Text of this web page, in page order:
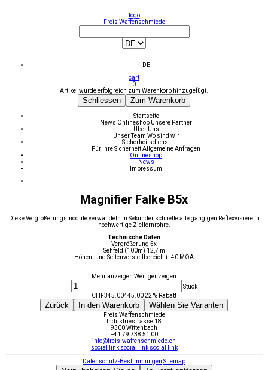
logo
Freis Waffenschmiede
DE
cart
0
Artikel wurde erfolgreich zum Warenkorb hinzugefügt.
Schliessen Zum Warenkorb
Startseite
News Onlineshop Unsere Partner
Über Uns
Unser Team Wo sind wir
Sicherheitsdienst
Für Ihre SicherheitAllgemeine Anfragen
Onlineshop
News
Impressum
Magnifier Falke B5x
Diese Vergrößerungsmodule verwandeln in Sekundenschnelle alle gängigen Reflexvisiere in
hochwertige Zielfernrohre.
Technische Daten
Vergrößerung 5x
Sehfeld (100m) 12,7 m
Höhen- und Seitenverstellbereich +- 40 MOA
Mehr anzeigen Weniger zeigen
Stück
CHF345.00445.0022 % Rabatt
Zurück In den Warenkorb Wählen Sie Varianten
Freis Waffenschmiede
Industriestrasse 18
9300 Wittenbach
+41 79 738 51 00
info@freis-waffenschmiede.ch
social link social link social link
Datenschutz-Bestimmungen Sitemap